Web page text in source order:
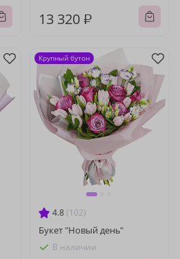
13 320 ₽
4.8 (102)
Букет "Новый день"
В наличии
Крупный бутон